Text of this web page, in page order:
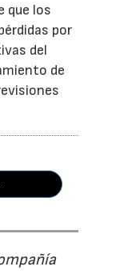
que los
por
del
de